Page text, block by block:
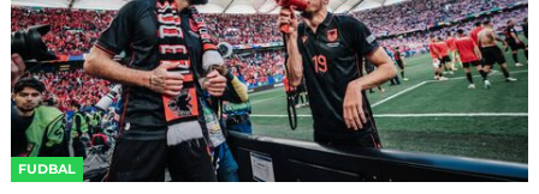
FUDBAL